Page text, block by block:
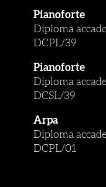
Pianoforte
Diploma
DCPL/39
Pianoforte
Diploma
DCSL/39
Arpa
Diploma
DCPL/01